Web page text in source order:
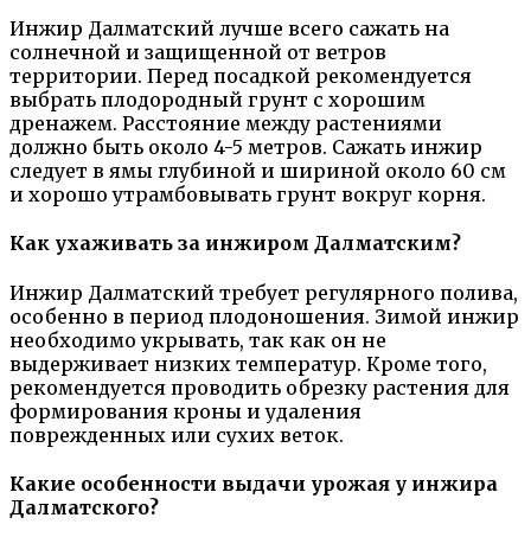
Инжир Далматский лучше всего сажать на
солнечной и защищенной от ветров
территории. Перед посадкой рекомендуется
выбрать плодородный грунт с хорошим
дренажем. Расстояние между растениями
должно быть около 4-5 метров. Сажать инжир
следует в ямы глубиной и шириной около 60 см
и хорошо утрамбовывать грунт вокруг корня.
Как ухаживать за инжиром Далматским?
Инжир Далматский требует регулярного полива,
особенно в период плодоношения. Зимой инжир
необходимо укрывать, так как он не
выдерживает низких температур. Кроме того,
рекомендуется проводить обрезку растения для
формирования кроны и удаления
поврежденных или сухих веток.
Какие особенности выдачи урожая у инжира
Далматского?